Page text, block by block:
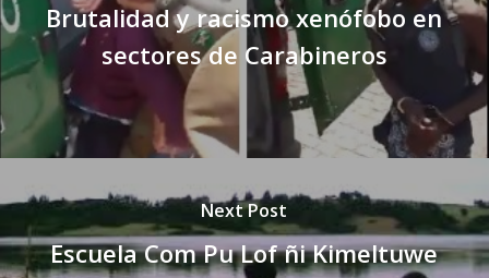
Brutalidad y racismo xenófobo en
sectores de Carabineros
Next Post
Escuela Com Pu Lof ñi Kimeltuwe